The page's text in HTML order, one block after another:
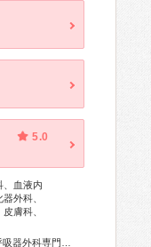
5.0
、血液内
外科、
膚科、